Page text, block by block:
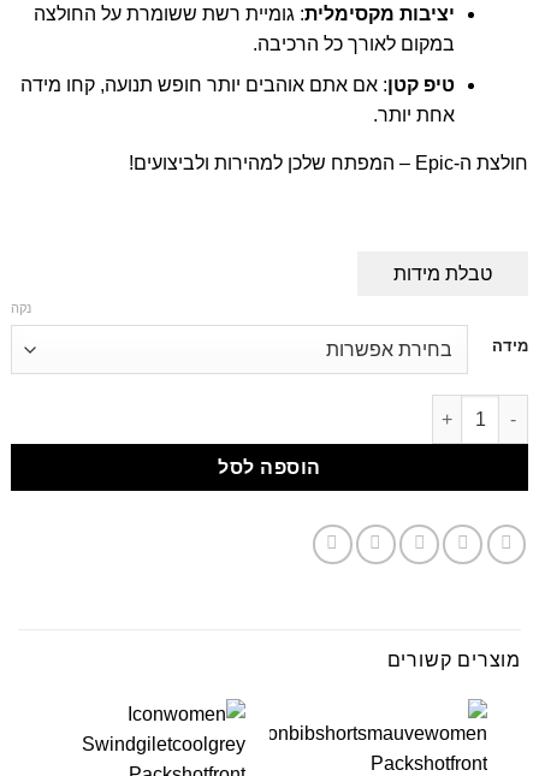
יציבות מקסימלית: גומיית רשת ששומרת על החולצה
במקום לאורך כל הרכיבה.
טיפ קטן: אם אתם אוהבים יותר חופש תנועה, קחו מידה
אחת יותר.
חולצת ה-Epic – המפתח שלכן למהירות ולביצועים!
טבלת מידות
מידה
נקה
דילוג לתוכן
הוספה לסל
מוצרים קשורים